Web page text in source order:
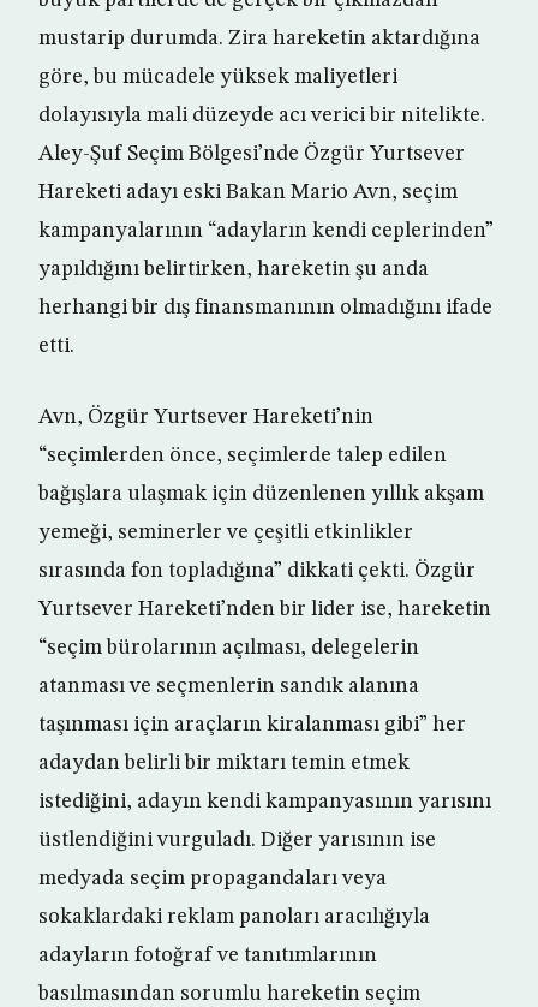
mustarip durumda. Zira hareketin aktardığına
göre, bu mücadele yüksek maliyetleri
dolayısıyla mali düzeyde acı verici bir nitelikte.
Aley-Şuf Seçim Bölgesi’nde Özgür Yurtsever
Hareketi adayı eski Bakan Mario Avn, seçim
kampanyalarının “adayların kendi ceplerinden”
yapıldığını belirtirken, hareketin şu anda
herhangi bir dış finansmanının olmadığını ifade
etti.
Avn, Özgür Yurtsever Hareketi’nin
“seçimlerden önce, seçimlerde talep edilen
bağışlara ulaşmak için düzenlenen yıllık akşam
yemeği, seminerler ve çeşitli etkinlikler
sırasında fon topladığına” dikkati çekti. Özgür
Yurtsever Hareketi’nden bir lider ise, hareketin
“seçim bürolarının açılması, delegelerin
atanması ve seçmenlerin sandık alanına
taşınması için araçların kiralanması gibi” her
adaydan belirli bir miktarı temin etmek
istediğini, adayın kendi kampanyasının yarısını
üstlendiğini vurguladı. Diğer yarısının ise
medyada seçim propagandaları veya
sokaklardaki reklam panoları aracılığıyla
adayların fotoğraf ve tanıtımlarının
basılmasından sorumlu hareketin seçim